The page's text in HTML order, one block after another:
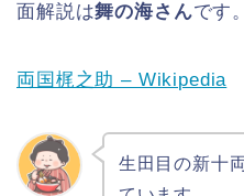
面解説は舞の海さんです。
両国梶之助 – Wikipedia
生田目の新十